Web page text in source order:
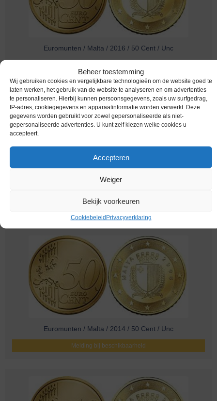
Beheer toestemming
Wij gebruiken cookies en vergelijkbare technologieën om de website goed te
laten werken, het gebruik van de website te analyseren en om advertenties
te personaliseren. Hierbij kunnen persoonsgegevens, zoals uw surfgedrag,
IP-adres, cookiegegevens en apparaatinformatie worden verwerkt. Deze
gegevens worden gebruikt voor zowel gepersonaliseerde als niet-
gepersonaliseerde advertenties. U kunt zelf kiezen welke cookies u
accepteert.
Accepteren
Weiger
Bekijk voorkeuren
CookiebeleidPrivacyverklaring
Euromunten / Malta / 2016 / 50 Cent / Unc
€ 2,49
Euromunten / Malta / 2014 / 50 Cent / Unc
Melding bij beschikbaarheid